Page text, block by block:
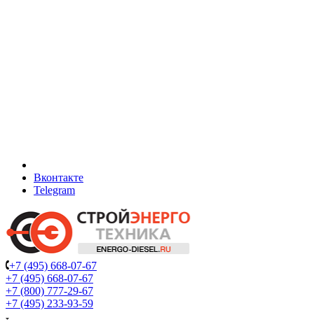
Вконтакте
Telegram
+7 (495) 668-07-67
+7 (495) 668-07-67
+7 (800) 777-29-67
+7 (495) 233-93-59